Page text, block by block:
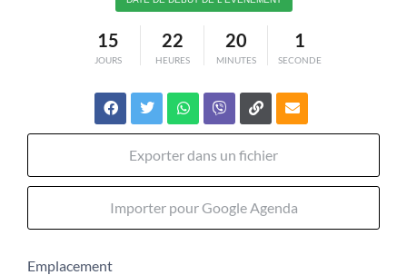
15
JOURS
22
HEURES
20
MINUTES
0
SECONDES
Exporter dans un fichier
Importer pour Google Agenda
Emplacement